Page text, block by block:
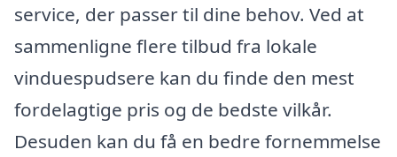
service, der passer til dine behov. Ved at
sammenligne flere tilbud fra lokale
vinduespudsere kan du finde den mest
fordelagtige pris og de bedste vilkår.
Desuden kan du få en bedre fornemmelse